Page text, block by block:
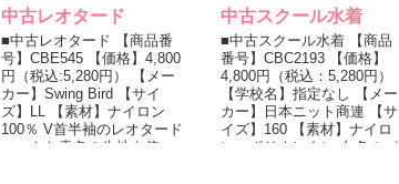
中古レオタード
■中古レオタード 【商品番
号】CBE545 【価格】4,800
円（税込:5,280円） 【メー
カー】Swing Bird 【サイ
ズ】LL 【素材】ナイロン
100％ V首半袖のレオタード
マットな青色の生地を使
中古スクール水着
■中古スクール水着 【商品
番号】CBC2193 【価格】
4,800円（税込：5,280円）
【学校名】指定なし 【メー
カー】日本ニット商連 【サ
イズ】160 【素材】ナイロ
ン ポリウレタン 白色のパ